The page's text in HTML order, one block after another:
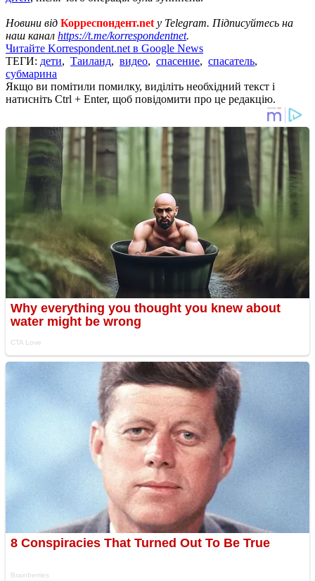
Новини від Корреспондент.net у Telegram. Підписуйтесь на
наш канал https://t.me/korrespondentnet.
Читайте Korrespondent.net в Google News
ТЕГИ: дети, Таиланд, видео, спасение, спасатель,
субмарина
Якщо ви помітили помилку, виділіть необхідний текст і
натисніть Ctrl + Enter, щоб повідомити про це редакцію.